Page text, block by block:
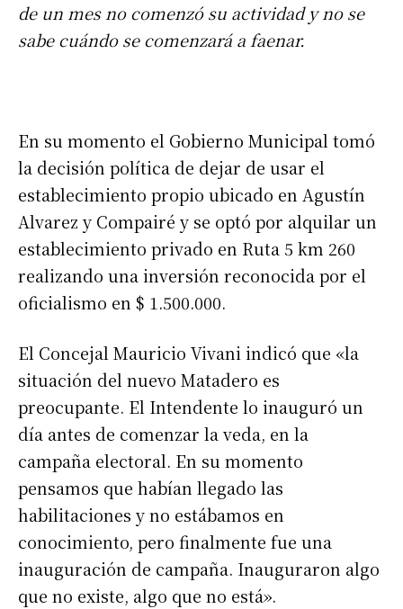
de un mes no comenzó su actividad y no se
sabe cuándo se comenzará a faenar.
En su momento el Gobierno Municipal tomó
la decisión política de dejar de usar el
establecimiento propio ubicado en Agustín
Alvarez y Compairé y se optó por alquilar un
establecimiento privado en Ruta 5 km 260
realizando una inversión reconocida por el
oficialismo en $ 1.500.000.
El Concejal Mauricio Vivani indicó que «la
situación del nuevo Matadero es
preocupante. El Intendente lo inauguró un
día antes de comenzar la veda, en la
campaña electoral. En su momento
pensamos que habían llegado las
habilitaciones y no estábamos en
conocimiento, pero finalmente fue una
inauguración de campaña. Inauguraron algo
que no existe, algo que no está».